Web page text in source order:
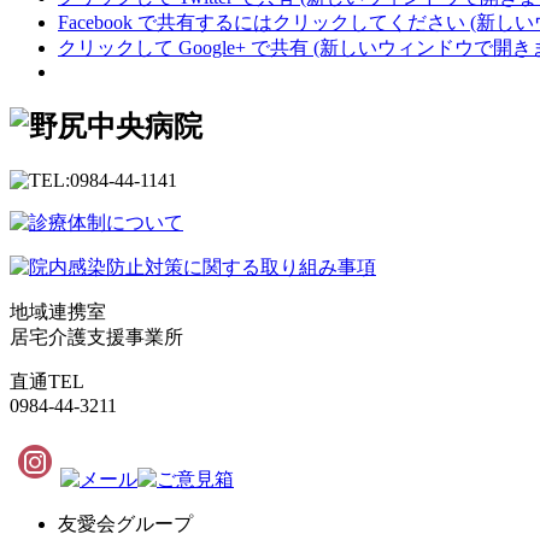
Facebook で共有するにはクリックしてください (新し
クリックして Google+ で共有 (新しいウィンドウで開き
地域連携室
居宅介護支援事業所
直通TEL
0984-44-3211
友愛会グループ